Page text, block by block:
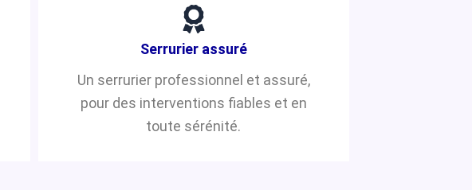
Serrurier assuré
Un serrurier professionnel et assuré,
pour des interventions fiables et en
toute sérénité.